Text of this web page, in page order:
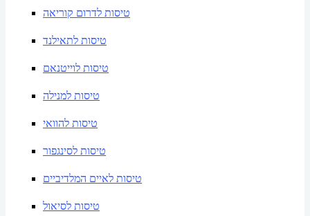
טיסות לדרום קוריאה
טיסות לתאילנד
טיסות לוייטנאם
טיסות למנילה
טיסות להוואי
טיסות לסינגפור
טיסות לאיים המלדיביים
טיסות לסיאול